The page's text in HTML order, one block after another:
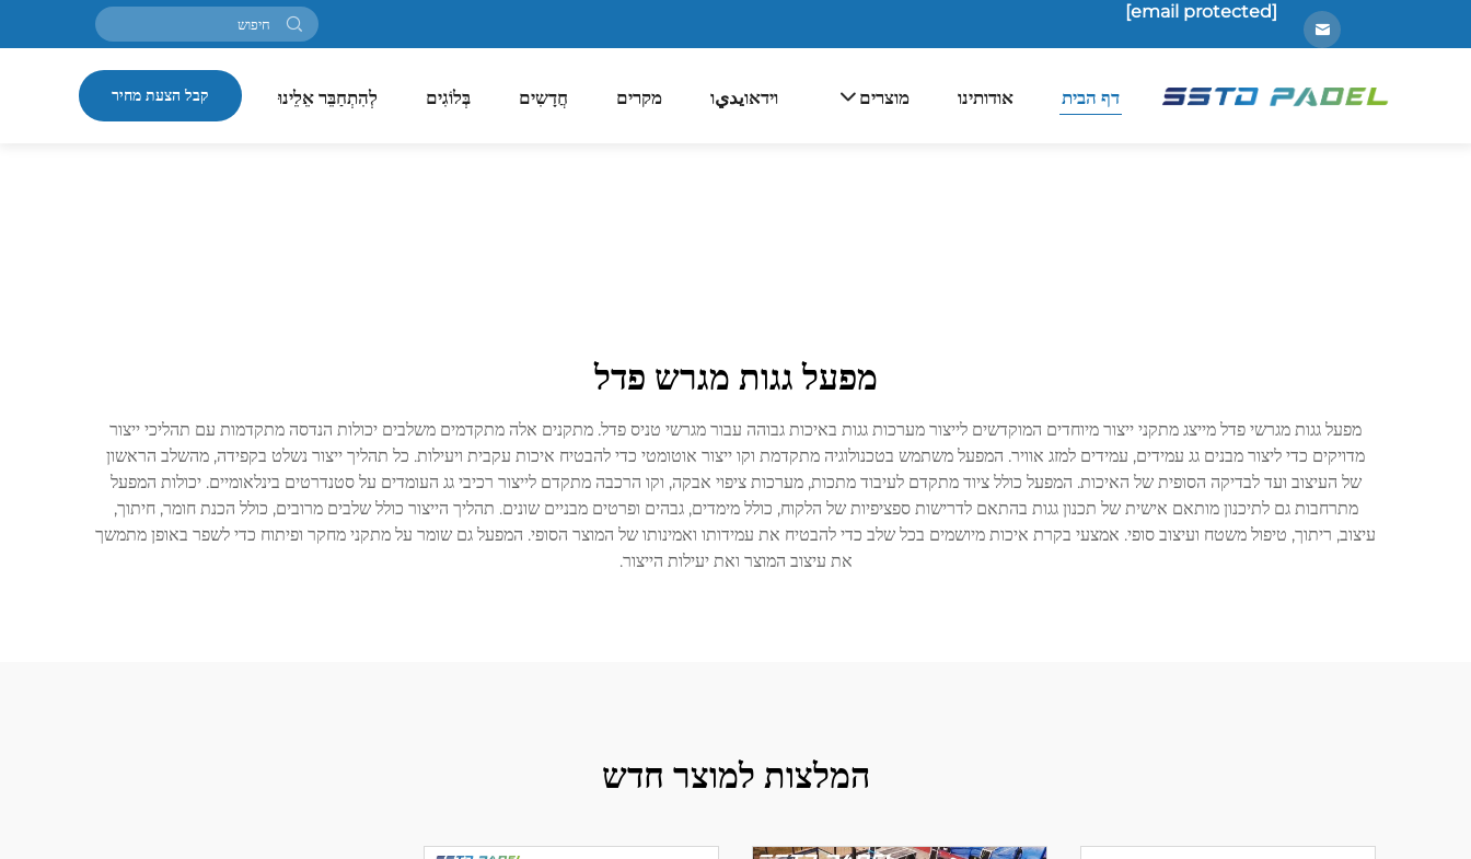
[email protected]
דף הבית אודותינו מוצרים וידאוيديו מקרים חֲדָשִים בְּלוֹגִים לְהִתְחַבֵּר אֵלֵינוּ קבל הצעת מחיר
מפעל גגות מגרש פדל
מפעל גגות מגרשי פדל מייצג מתקני ייצור מיוחדים המוקדשים לייצור מערכות גגות באיכות גבוהה עבור מגרשי טניס פדל. מתקנים אלה מתקדמים משלבים יכולות הנדסה מתקדמות עם תהליכי ייצור
מדויקים כדי ליצור מבנים גג עמידים, עמידים למזג אוויר. המפעל משתמש בטכנולוגיה מתקדמת וקו ייצור אוטומטי כדי להבטיח איכות עקבית ויעילות. כל תהליך ייצור נשלט בקפידה, מהשלב הראשון
של העיצוב ועד לבדיקה הסופית של האיכות. המפעל כולל ציוד מתקדם לעיבוד מתכות, מערכות ציפוי אבקה, וקו הרכבה מתקדם לייצור רכיבי גג העומדים על סטנדרטים בינלאומיים. יכולות המפעל
מתרחבות גם לתיכנון מותאם אישית של תכנון גגות בהתאם לדרישות ספציפיות של הלקוח, כולל מימדים, גבהים ופרטים מבניים שונים. תהליך הייצור כולל שלבים מרובים, כולל הכנת חומר, חיתוך,
עיצוב, ריתוך, טיפול משטח ועיצוב סופי. אמצעי בקרת איכות מיושמים בכל שלב כדי להבטיח את עמידותו ואמינותו של המוצר הסופי. המפעל גם שומר על מתקני מחקר ופיתוח כדי לשפר באופן מתמשך
את עיצוב המוצר ואת יעילות הייצור.
המלצות למוצר חדש